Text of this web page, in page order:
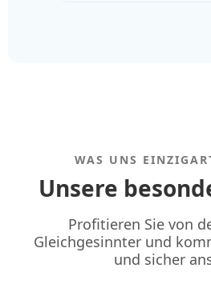
WAS UNS
Unsere
Profitieren Sie von
Gleichgesinnter und
und sicher